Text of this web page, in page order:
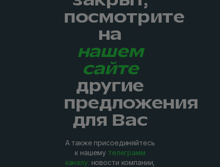
посмотрите
на
нашем
сайте
другие
предложения
для Вас
А также присоединяйтесь
к нашему телеграмм
каналу: новости компании,